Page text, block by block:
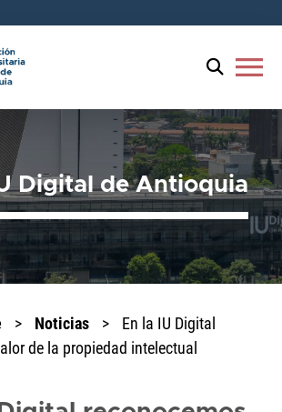
menu
Digital de Antioquia
> Noticias >
En la IU Digital
de la propiedad intelectual